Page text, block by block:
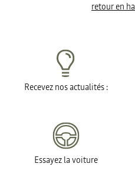
retour en
Recevez nos actualités :
Essayez la voiture